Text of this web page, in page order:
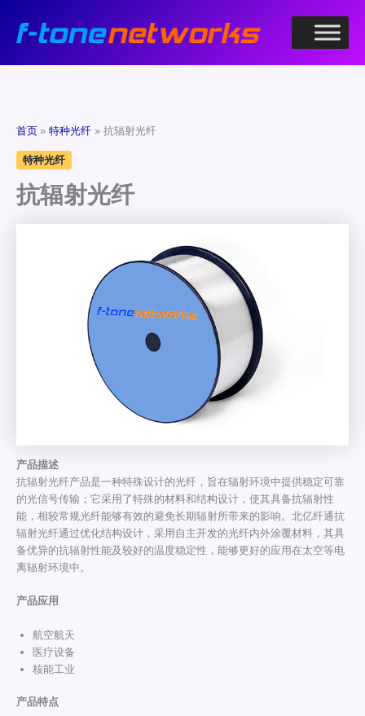
首页 特种光纤 抗辐射光纤
特种光纤
抗辐射光纤
产品描述
抗辐射光纤产品是一种特殊设计的光纤，旨在辐射环境中提供稳定可靠
的光信号传输；它采用了特殊的材料和结构设计，使其具备抗辐射性
能，相较常规光纤能够有效的避免长期辐射所带来的影响。北亿纤通抗
辐射光纤通过优化结构设计，采用自主开发的光纤内外涂覆材料，其具
备优异的抗辐射性能及较好的温度稳定性，能够更好的应用在太空等电
离辐射环境中。
产品应用
航空航天
医疗设备
核能工业
产品特点